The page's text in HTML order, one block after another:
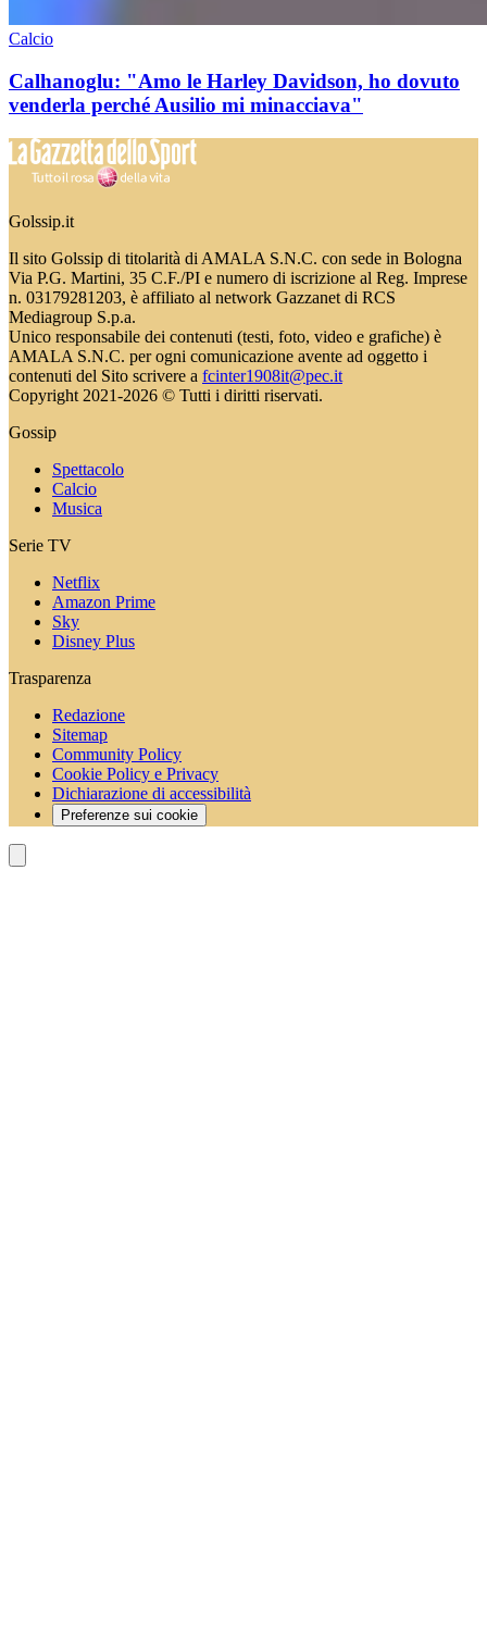
Calcio
Calhanoglu: "Amo le Harley Davidson, ho dovuto
venderla perché Ausilio mi minacciava"
Golssip.it
Il sito Golssip di titolarità di AMALA S.N.C. con sede in Bologna
Via P.G. Martini, 35 C.F./PI e numero di iscrizione al Reg. Imprese
n. 03179281203, è affiliato al network Gazzanet di RCS
Mediagroup S.p.a.
Unico responsabile dei contenuti (testi, foto, video e grafiche) è
AMALA S.N.C. per ogni comunicazione avente ad oggetto i
contenuti del Sito scrivere a fcinter1908it@pec.it
Copyright 2021-2026 © Tutti i diritti riservati.
Gossip
Spettacolo
Calcio
Musica
Serie TV
Netflix
Amazon Prime
Sky
Disney Plus
Trasparenza
Redazione
Sitemap
Community Policy
Cookie Policy e Privacy
Dichiarazione di accessibilità
Preferenze sui cookie